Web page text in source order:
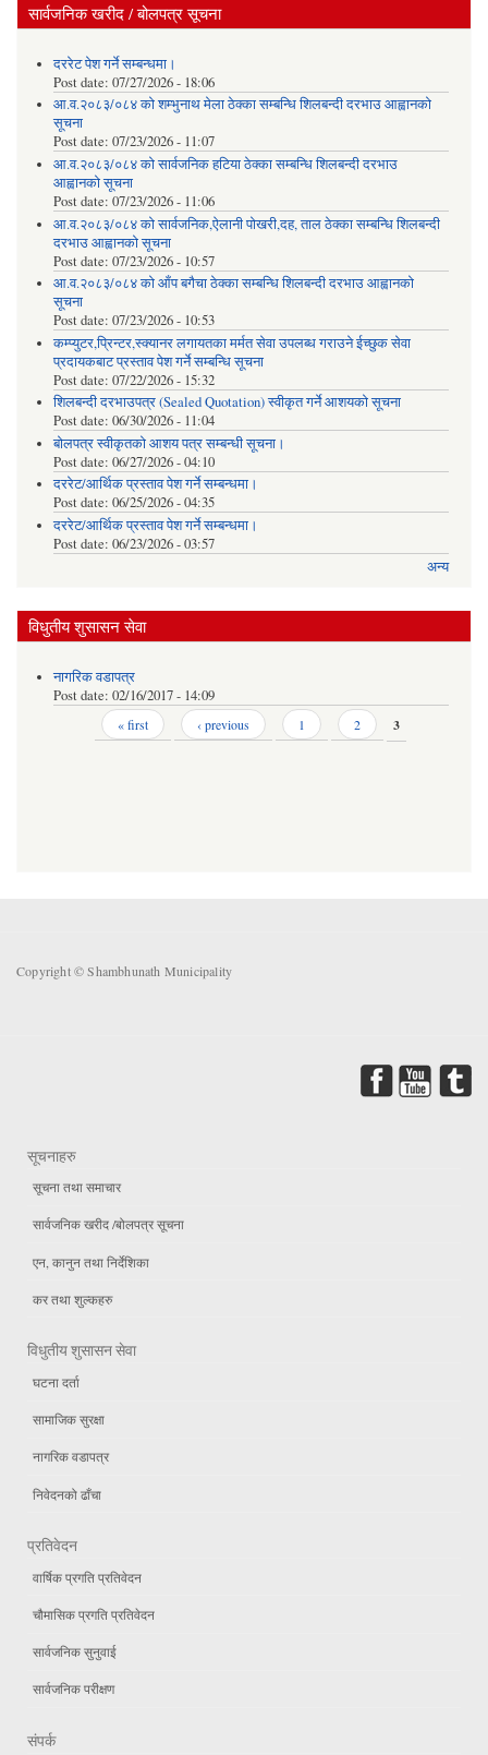
सार्वजनिक खरीद / बोलपत्र सूचना
दररेट पेश गर्ने सम्बन्धमा।
Post date: 07/27/2026 - 18:06
आ.व.२०८३/०८४ को शम्भुनाथ मेला ठेक्का सम्बन्धि शिलबन्दी दरभाउ आह्वानको
सूचना
Post date: 07/23/2026 - 11:07
आ.व.२०८३/०८४ को सार्वजनिक हटिया ठेक्का सम्बन्धि शिलबन्दी दरभाउ
आह्वानको सूचना
Post date: 07/23/2026 - 11:06
आ.व.२०८३/०८४ को सार्वजनिक,ऐलानी पोखरी,दह, ताल ठेक्का सम्बन्धि शिलबन्दी
दरभाउ आह्वानको सूचना
Post date: 07/23/2026 - 10:57
आ.व.२०८३/०८४ को आँप बगैचा ठेक्का सम्बन्धि शिलबन्दी दरभाउ आह्वानको
सूचना
Post date: 07/23/2026 - 10:53
कम्प्युटर,प्रिन्टर,स्क्यानर लगायतका मर्मत सेवा उपलब्ध गराउने ईच्छुक सेवा
प्रदायकबाट प्रस्ताव पेश गर्ने सम्बन्धि सूचना
Post date: 07/22/2026 - 15:32
शिलबन्दी दरभाउपत्र (Sealed Quotation) स्वीकृत गर्ने आशयको सूचना
Post date: 06/30/2026 - 11:04
बोलपत्र स्वीकृतको आशय पत्र सम्बन्धी सूचना।
Post date: 06/27/2026 - 04:10
दररेट/आर्थिक प्रस्ताव पेश गर्ने सम्बन्धमा।
Post date: 06/25/2026 - 04:35
दररेट/आर्थिक प्रस्ताव पेश गर्ने सम्बन्धमा।
Post date: 06/23/2026 - 03:57
अन्य
विधुतीय शुसासन सेवा
नागरिक वडापत्र
Post date: 02/16/2017 - 14:09
« first ‹ previous 1 2 3
Copyright © Shambhunath Municipality
सूचनाहरु
सूचना तथा समाचार
सार्वजनिक खरीद /बोलपत्र सूचना
एन, कानुन तथा निर्देशिका
कर तथा शुल्कहरु
विधुतीय शुसासन सेवा
घटना दर्ता
सामाजिक सुरक्षा
नागरिक वडापत्र
निवेदनको ढाँचा
प्रतिवेदन
वार्षिक प्रगति प्रतिवेदन
चौमासिक प्रगति प्रतिवेदन
सार्वजनिक सुनुवाई
सार्वजनिक परीक्षण
संपर्क